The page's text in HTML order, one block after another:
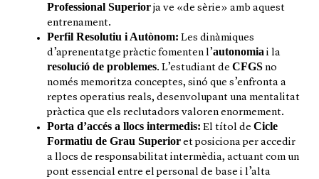
Professional Superior ja ve «de sèrie» amb aquest
entrenament.
Perfil Resolutiu i Autònom: Les dinàmiques
d’aprenentatge pràctic fomenten l’autonomia i la
resolució de problemes. L’estudiant de CFGS no
només memoritza conceptes, sinó que s’enfronta a
reptes operatius reals, desenvolupant una mentalitat
pràctica que els reclutadors valoren enormement.
Porta d’accés a llocs intermedis: El títol de Cicle
Formatiu de Grau Superior et posiciona per accedir
a llocs de responsabilitat intermèdia, actuant com un
pont essencial entre el personal de base i l’alta